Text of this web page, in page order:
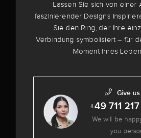
Lassen Sie sich von einer
faszinierender Designs
Sie den Ring, der Ihre
Verbindung symbolisiert – für
Moment Ihres
Give
+49 711
We will be
you